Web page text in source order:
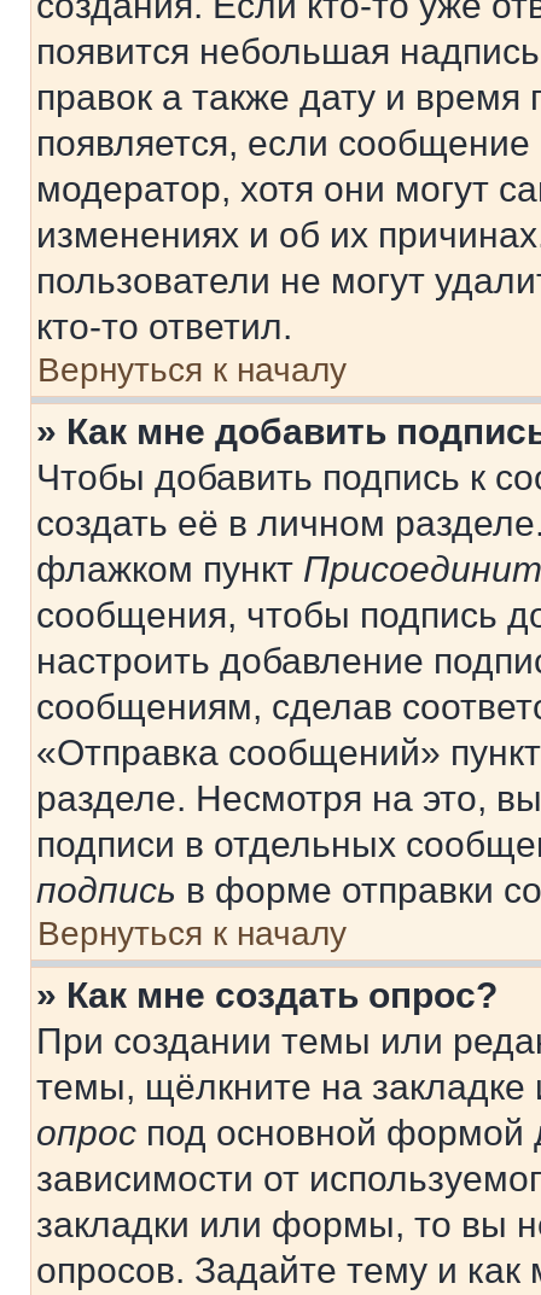
появится небольшая
правок а также дату и
появляется, если
модератор, хотя они могут
изменениях и об их
пользователи не могут
кто-то ответил.
Вернуться к началу
» Как мне добавить
Чтобы добавить подпись к
создать её в личном
флажком пункт
сообщения, чтобы подпись
настроить добавление
сообщениям, сделав
«Отправка сообщений»
разделе. Несмотря на это,
подписи в отдельных
подпись в форме отправки
Вернуться к началу
» Как мне создать опрос?
При создании темы или
темы, щёлкните на
опрос под основной формой
зависимости от
закладки или формы, то вы
опросов. Задайте тему и